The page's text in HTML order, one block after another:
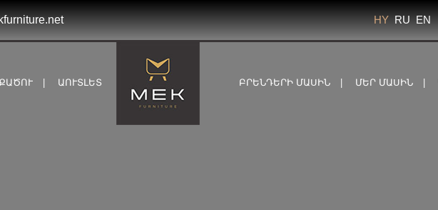
HY RU EN
ԱՈՒՏԼԵՏ ԲՐԵՆԴԵՐԻ ՄԱՍԻՆ ՄԵՐ ՄԱՍԻՆ